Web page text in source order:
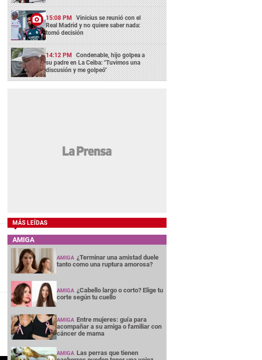
15:08 PM Vinicius se reunió con el
Real Madrid y no quiere saber nada:
tomó decisión
14:12 PM Condenable, hijo golpea a
su padre en La Ceiba: "Tuvimos una
discusión y me golpeó"
MÁS LEÍDAS
AMIGA
AMIGA ¿Terminar una amistad duele
tanto como una ruptura amorosa?
AMIGA ¿Cabello largo o corto? Elige tu
corte según tu cuello
AMIGA Entre mujeres: guía para
acompañar a su amiga o familiar con
cáncer de mama
AMIGA Las perras que tienen